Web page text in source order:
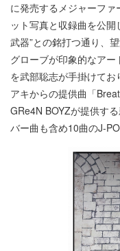
に発売するメジャーフ
ット写真と収録曲を公
武器”との銘打つ通り、
グローブが印象的なア
を武部聡志が手掛けてお
アキからの提供曲「
GRe4N BOYZが提供す
バー曲も含め10曲のJ-